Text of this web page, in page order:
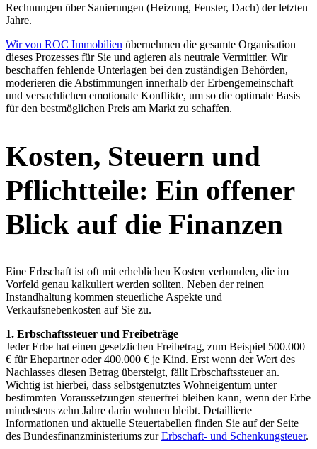
Rechnungen über Sanierungen (Heizung, Fenster, Dach) der letzten
Jahre.
Wir von ROC Immobilien übernehmen die gesamte Organisation
dieses Prozesses für Sie und agieren als neutrale Vermittler. Wir
beschaffen fehlende Unterlagen bei den zuständigen Behörden,
moderieren die Abstimmungen innerhalb der Erbengemeinschaft
und versachlichen emotionale Konflikte, um so die optimale Basis
für den bestmöglichen Preis am Markt zu schaffen.
Kosten, Steuern und
Pflichtteile: Ein offener
Blick auf die Finanzen
Eine Erbschaft ist oft mit erheblichen Kosten verbunden, die im
Vorfeld genau kalkuliert werden sollten. Neben der reinen
Instandhaltung kommen steuerliche Aspekte und
Verkaufsnebenkosten auf Sie zu.
1. Erbschaftssteuer und Freibeträge
Jeder Erbe hat einen gesetzlichen Freibetrag, zum Beispiel 500.000
€ für Ehepartner oder 400.000 € je Kind. Erst wenn der Wert des
Nachlasses diesen Betrag übersteigt, fällt Erbschaftssteuer an.
Wichtig ist hierbei, dass selbstgenutztes Wohneigentum unter
bestimmten Voraussetzungen steuerfrei bleiben kann, wenn der Erbe
mindestens zehn Jahre darin wohnen bleibt. Detaillierte
Informationen und aktuelle Steuertabellen finden Sie auf der Seite
des Bundesfinanzministeriums zurErbschaft- und Schenkungsteuer.